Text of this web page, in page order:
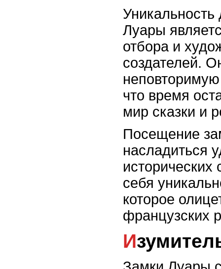
Уникальность
Луары
отбора и
создателей.
что время
мир сказки и
Посещение
насладиться
себя
которое
французских